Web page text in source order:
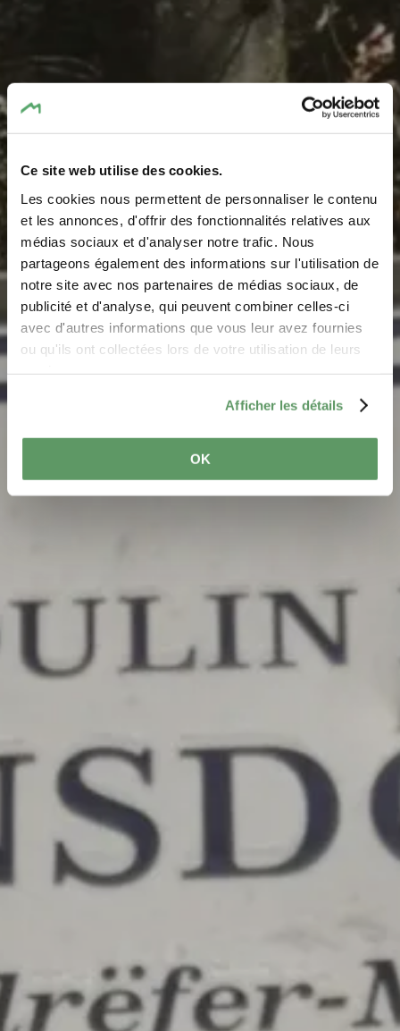
Ce site web utilise des cookies.
Les cookies nous permettent de personnaliser le contenu
et les annonces, d'offrir des fonctionnalités relatives aux
médias sociaux et d'analyser notre trafic. Nous
partageons également des informations sur l'utilisation de
notre site avec nos partenaires de médias sociaux, de
publicité et d'analyse, qui peuvent combiner celles-ci
avec d'autres informations que vous leur avez fournies
ou qu'ils ont collectées lors de votre utilisation de leurs
Afficher les détails
OK
Parking -
Konsdrëfermillen
Waar? Rue du Mullerthal, L-6211 Consdorf